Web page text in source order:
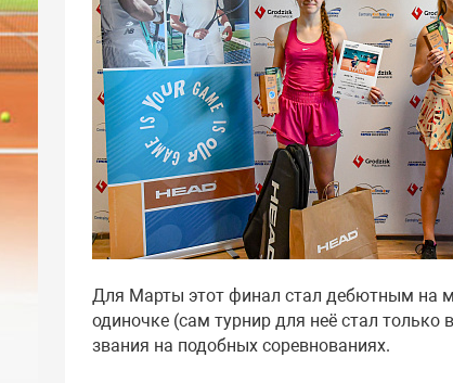
Для Марты этот финал стал дебютным на
одиночке (сам турнир для неё стал
звания на подобных соревнованиях.